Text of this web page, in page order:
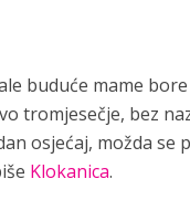
buduće mame
tromjesečje, bez
osjećaj, možda se
Klokanica.